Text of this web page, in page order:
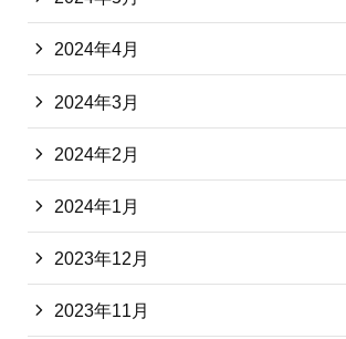
2024年4月
2024年3月
2024年2月
2024年1月
2023年12月
2023年11月